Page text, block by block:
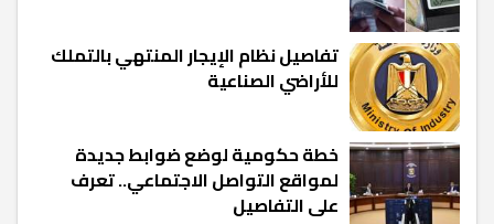
تفاصيل نظام الإيجار المنتهي بالتملك
للأراضي الصناعية
خطة حكومية لوضع ضوابط جديدة
لمواقع التواصل الاجتماعي.. تعرف
على التفاصيل